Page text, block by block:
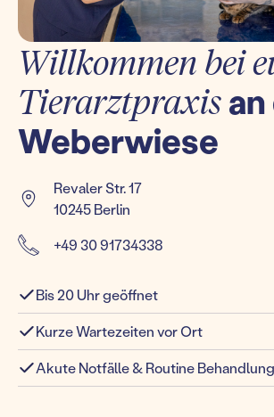
Willkommen bei
Tierarztpraxis
Weberwiese
Revaler Str. 17
10245 Berlin
+49 30 91734338
Bis 20 Uhr geöffnet
Kurze Wartezeiten vor Ort
Akute Notfälle & Routine